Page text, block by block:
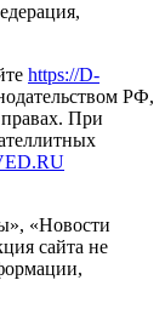
https://D-
РФ,
При
«Новости
сайта не